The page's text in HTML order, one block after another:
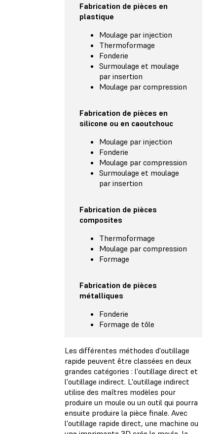
Fabrication de pièces en
plastique
Moulage par injection
Thermoformage
Fonderie
Surmoulage et moulage
par insertion
Moulage par compression
Fabrication de pièces en
silicone ou en caoutchouc
Moulage par injection
Fonderie
Moulage par compression
Surmoulage et moulage
par insertion
Fabrication de pièces
composites
Thermoformage
Moulage par compression
Formage
Fabrication de pièces
métalliques
Fonderie
Formage de tôle
Les différentes méthodes d'outillage
rapide peuvent être classées en deux
grandes catégories : l'outillage direct et
l'outillage indirect. L'outillage indirect
utilise des maîtres modèles pour
produire un moule ou un outil qui pourra
ensuite produire la pièce finale. Avec
l'outillage rapide direct, une machine ou